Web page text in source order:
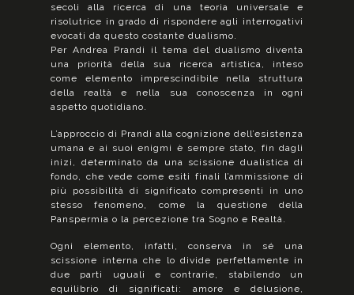
secoli alla ricerca di una teoria universale e
risolutrice in grado di rispondere agli interrogativi
evocati da questo costante dualismo.
Per Andrea Prandi il tema del dualismo diventa
una priorità della sua ricerca artistica, inteso
come elemento imprescindibile nella struttura
della realtà e nella sua conoscenza in ogni
aspetto quotidiano.
L’approccio di Prandi alla cognizione dell’esistenza
umana e ai suoi enigmi è sempre stato, fin dagli
inizi, determinato da una scissione dualistica di
fondo, che vede come esiti finali l’ammissione di
più possibilità di significato compresenti in uno
stesso fenomeno, come la questione della
Panspermia o la percezione tra Sogno e Realtà.
Ogni elemento, infatti, conserva in sé una
scissione interna che lo divide perfettamente in
due parti uguali e contrarie, stabilendo un
equilibrio di significati: amore e delusione,